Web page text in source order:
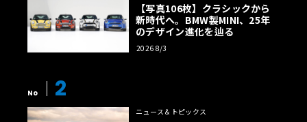
【写真106枚】クラシックから
新時代へ。BMW製MINI、25年
のデザイン進化を辿る
2026 8/3
No 2
ニュース＆トピックス